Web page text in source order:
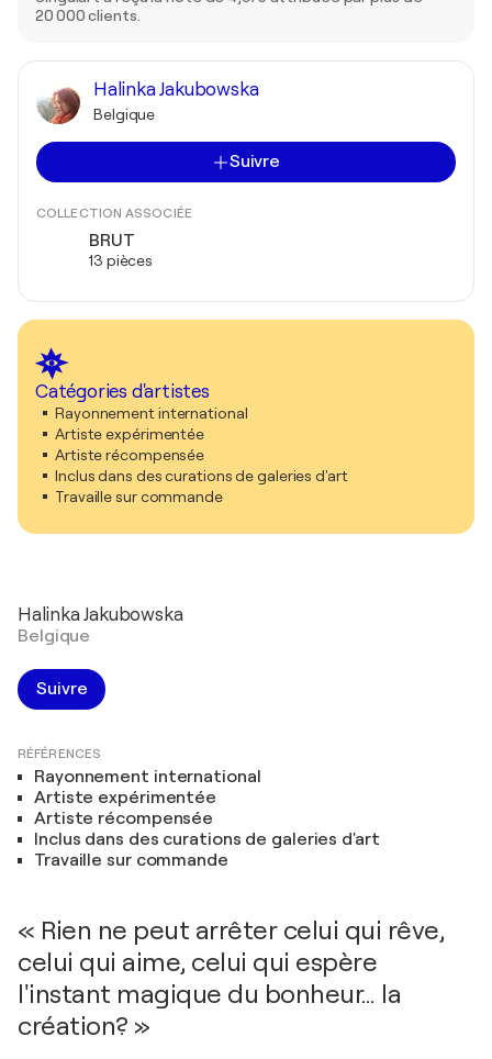
20 000 clients.
Halinka Jakubowska
Belgique
Suivre
COLLECTION ASSOCIÉE
BRUT
13 pièces
Catégories d'artistes
Rayonnement international
Artiste expérimentée
Artiste récompensée
Inclus dans des curations de galeries d'art
Travaille sur commande
Halinka Jakubowska
Belgique
Suivre
RÉFÉRENCES
Rayonnement international
Artiste expérimentée
Artiste récompensée
Inclus dans des curations de galeries d'art
Travaille sur commande
« Rien ne peut arrêter celui qui rêve,
celui qui aime, celui qui espère
l'instant magique du bonheur… la
création? »